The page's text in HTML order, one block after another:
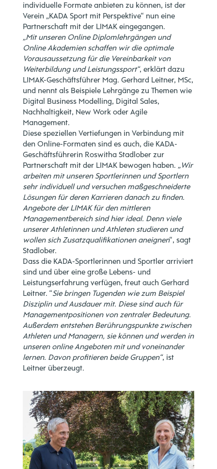
individuelle Formate anbieten zu können, ist der
Verein „KADA Sport mit Perspektive“ nun eine
Partnerschaft mit der LIMAK eingegangen.
„Mit unseren Online Diplomlehrgängen und
Online Akademien schaffen wir die optimale
Vorausaussetzung für die Vereinbarkeit von
Weiterbildung und Leistungssport“, erklärt dazu
LIMAK-Geschäftsführer Mag. Gerhard Leitner, MSc,
und nennt als Beispiele Lehrgänge zu Themen wie
Digital Business Modelling, Digital Sales,
Nachhaltigkeit, New Work oder Agile
Management.
Diese speziellen Vertiefungen in Verbindung mit
den Online-Formaten sind es auch, die KADA-
Geschäftsführerin Roswitha Stadlober zur
Partnerschaft mit der LIMAK bewogen haben. „Wir
arbeiten mit unseren Sportlerinnen und Sportlern
sehr individuell und versuchen maßgeschneiderte
Lösungen für deren Karrieren danach zu finden.
Angebote der LIMAK für den mittleren
Managementbereich sind hier ideal. Denn viele
unserer Athletinnen und Athleten studieren und
wollen sich Zusatzqualifikationen aneignen“, sagt
Stadlober.
Dass die KADA-Sportlerinnen und Sportler arriviert
sind und über eine große Lebens- und
Leistungserfahrung verfügen, freut auch Gerhard
Leitner. “Sie bringen Tugenden wie zum Beispiel
Disziplin und Ausdauer mit. Diese sind auch für
Managementpositionen von zentraler Bedeutung.
Außerdem entstehen Berührungspunkte zwischen
Athleten und Managern, sie können und werden in
unseren online Angeboten mit und voneinander
lernen. Davon profitieren beide Gruppen“, ist
Leitner überzeugt.